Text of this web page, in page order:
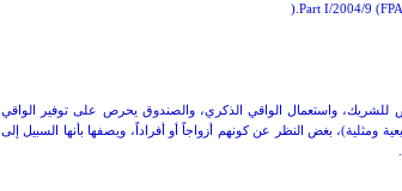
FPA
/2004/9 (
Part I
).
للشريك، واستعمال الواقي الذكري، والصندوق يحرص على توفير الواقي
ومثلية)، بغض النظر عن كونهم أزواجاً أو أفراداً، ويصفها بأنها السبيل إلى